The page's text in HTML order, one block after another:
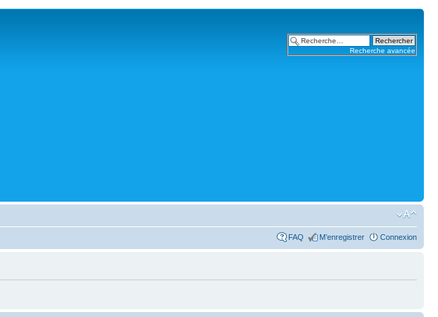
Recherche avancée
FAQ M’enregistrer Connexion